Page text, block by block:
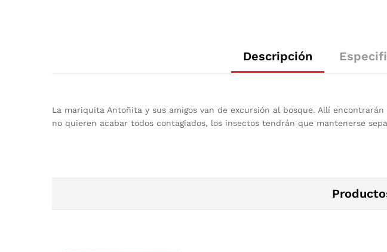
Descripción
La mariquita Antoñita y sus amigos van de excursión al bosque. Allí
no quieren acabar todos contagiados, los insectos tendrán que mantenerse